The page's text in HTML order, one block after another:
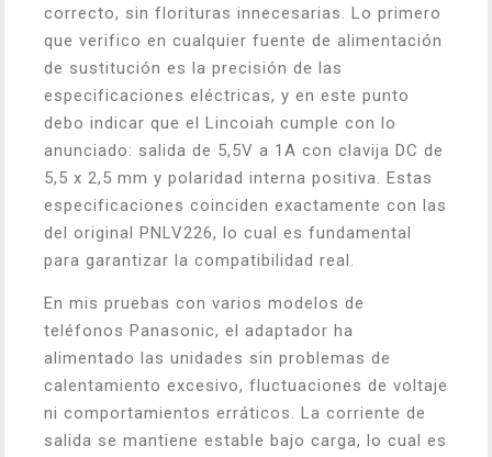
correcto, sin florituras innecesarias. Lo primero
que verifico en cualquier fuente de alimentación
de sustitución es la precisión de las
especificaciones eléctricas, y en este punto
debo indicar que el Lincoiah cumple con lo
anunciado: salida de 5,5V a 1A con clavija DC de
5,5 x 2,5 mm y polaridad interna positiva. Estas
especificaciones coinciden exactamente con las
del original PNLV226, lo cual es fundamental
para garantizar la compatibilidad real.
En mis pruebas con varios modelos de
teléfonos Panasonic, el adaptador ha
alimentado las unidades sin problemas de
calentamiento excesivo, fluctuaciones de voltaje
ni comportamientos erráticos. La corriente de
salida se mantiene estable bajo carga, lo cual es